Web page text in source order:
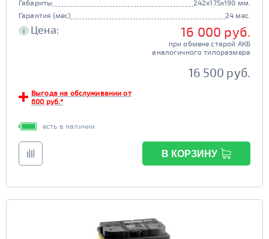
Габариты
242x175x190 мм.
Гарантия (мес)
24 мес.
i Цена: 16 000 руб.
при обмене старой АКБ
аналогичного типоразмера
16 500 руб.
Выгода на обслуживании от
600 руб.*
есть в наличии
В КОРЗИНУ